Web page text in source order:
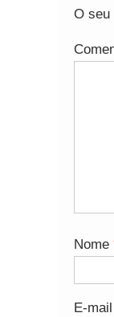
O seu
Nome
E-mail